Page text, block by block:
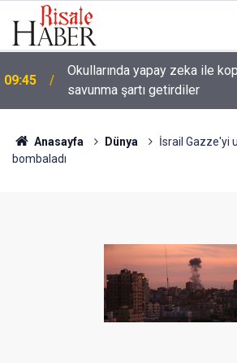
09:45
Okullarında yapay zeka ile
savunma şartı getirdiler
Anasayfa Dünya
İsrail Gazze'yi
bombaladı